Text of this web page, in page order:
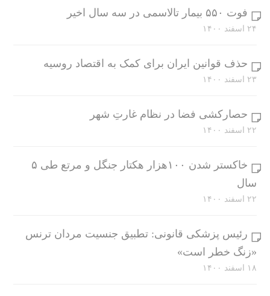
فوت ۵۵۰ بیمار تالاسمی در سه سال اخیر
۲۴ اسفند ۱۴۰۰
حذف قوانین ایران برای کمک به اقتصاد روسیه
۲۳ اسفند ۱۴۰۰
حصارکشی فضا در نظام غارتِ شهر
۲۲ اسفند ۱۴۰۰
خاکستر شدن ۱۰۰هزار هکتار جنگل و مرتع طی ۵
سال
۲۲ اسفند ۱۴۰۰
رئیس پزشکی قانونی: تطبیق جنسیت مردان ترنس
«زنگ خطر است»
۱۸ اسفند ۱۴۰۰